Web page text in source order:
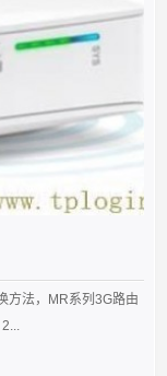
方法，MR系列3G路由